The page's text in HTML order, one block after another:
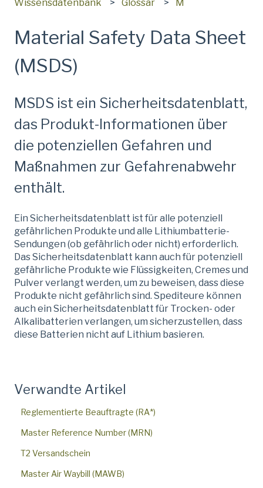
Wissensdatenbank Glossar M
Material Safety Data Sheet
(MSDS)
MSDS ist ein Sicherheitsdatenblatt,
das Produkt-Informationen über
die potenziellen Gefahren und
Maßnahmen zur Gefahrenabwehr
enthält.
Ein Sicherheitsdatenblatt ist für alle potenziell
gefährlichen Produkte und alle Lithiumbatterie-
Sendungen (ob gefährlich oder nicht) erforderlich.
Das Sicherheitsdatenblatt kann auch für potenziell
gefährliche Produkte wie Flüssigkeiten, Cremes und
Pulver verlangt werden, um zu beweisen, dass diese
Produkte nicht gefährlich sind. Spediteure können
auch ein Sicherheitsdatenblatt für Trocken- oder
Alkalibatterien verlangen, um sicherzustellen, dass
diese Batterien nicht auf Lithium basieren.
Verwandte Artikel
Reglementierte Beauftragte (RA*)
Master Reference Number (MRN)
T2 Versandschein
Master Air Waybill (MAWB)